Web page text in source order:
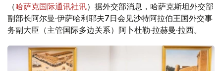
（哈萨克国际通讯社讯）据外交部消息，哈萨克斯坦外交部
副部长阿尔曼·伊萨哈利耶夫7日会见沙特阿拉伯王国外交事
务副大臣（主管国际多边关系）阿卜杜勒·拉赫曼·拉西。